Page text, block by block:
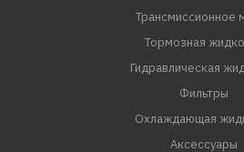
Трансмиссионное
Тормозная
Гидравлическая
Фильтры
Охлаждающая
Аксессуары